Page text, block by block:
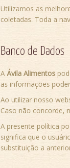
Utilizamos as
coletadas. Toda a
Banco de Dados
A Ávila Alimentos
as informações
Ao utilizar nosso
Caso não concorde,
A presente política
significa que o
substituição a